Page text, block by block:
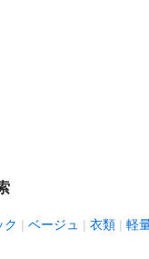
ク ベージュ 衣類 軽